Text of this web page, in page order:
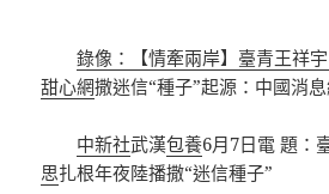
錄像：【情牽兩岸】臺青王祥
甜心網撒迷信“種子”起源：中國消
中新社武漢包養6月7日電 題：
思扎根年夜陸播撒“迷信種子”